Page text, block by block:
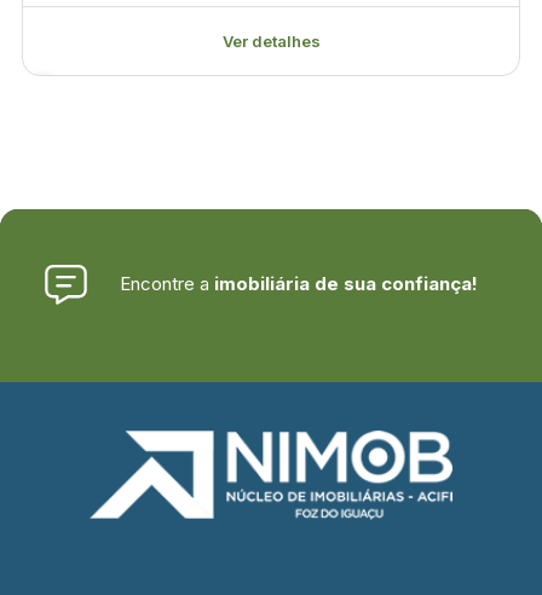
Ver detalhes
Encontre a imobiliária de sua confiança!